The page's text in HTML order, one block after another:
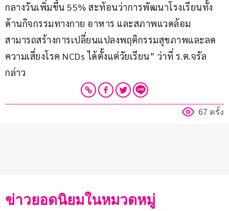
กลางวันเพิ่มขึ้น 55% สะท้อนว่าการพัฒนาโรงเรียนทั้ง
ด้านกิจกรรมทางกาย อาหาร และสภาพแวดล้อม
สามารถสร้างการเปลี่ยนแปลงพฤติกรรมสุขภาพและลด
ความเสี่ยงโรค NCDs ได้ตั้งแต่วัยเรียน” ว่าที่ ร.ต.จรัล
กล่าว
67 ครั้ง
ข่าวยอดนิยมในหมวดหมู่